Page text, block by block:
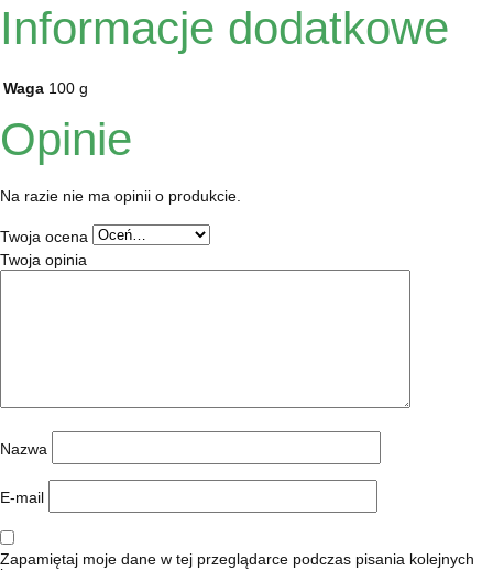
Informacje dodatkowe
Waga 100 g
Opinie
Na razie nie ma opinii o produkcie.
Twoja ocena
Twoja opinia
Nazwa
E-mail
Zapamiętaj moje dane w tej przeglądarce podczas pisania kolejnych